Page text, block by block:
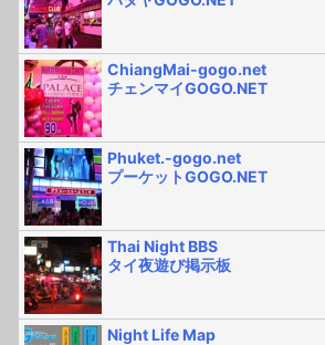
ChiangMai-gogo.net
チェンマイGOGO.NET
Phuket.-gogo.net
プーケットGOGO.NET
Thai Night BBS
タイ夜遊び掲示板
Night Life Map